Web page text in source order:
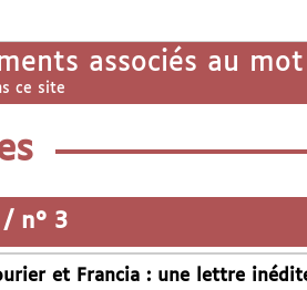
associés au
ce site
n° 3
et Francia : une lettre